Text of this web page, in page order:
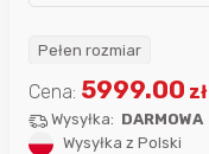
Pełen rozmiar
Cena: 5999.00 zł
Wysyłka: DARMOWA
Wysyłka z Polski